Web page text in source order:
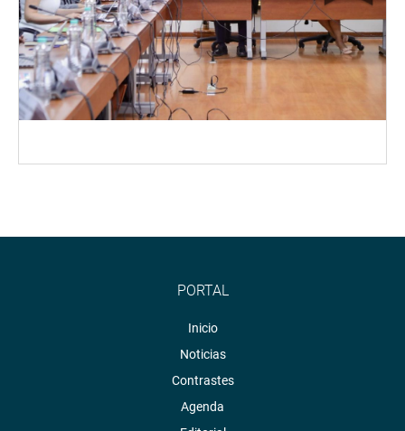
PORTAL
Inicio
Noticias
Contrastes
Agenda